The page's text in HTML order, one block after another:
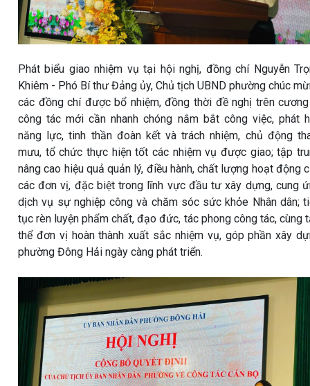
Phát biểu giao nhiệm vụ tại hội nghị, đồng chí Nguyễn
Khiêm - Phó Bí thư Đảng ủy, Chủ tịch UBND phường chúc
các đồng chí được bổ nhiệm, đồng thời đề nghị trên
công tác mới cần nhanh chóng nắm bắt công việc, phát
năng lực, tinh thần đoàn kết và trách nhiệm, chủ động
mưu, tổ chức thực hiện tốt các nhiệm vụ được giao; tập
nâng cao hiệu quả quản lý, điều hành, chất lượng hoạt động
các đơn vị, đặc biệt trong lĩnh vực đầu tư xây dựng, cung
dịch vụ sự nghiệp công và chăm sóc sức khỏe Nhân dân;
tục rèn luyện phẩm chất, đạo đức, tác phong công tác, cùng
thể đơn vị hoàn thành xuất sắc nhiệm vụ, góp phần xây
phường Đông Hải ngày càng phát triển.